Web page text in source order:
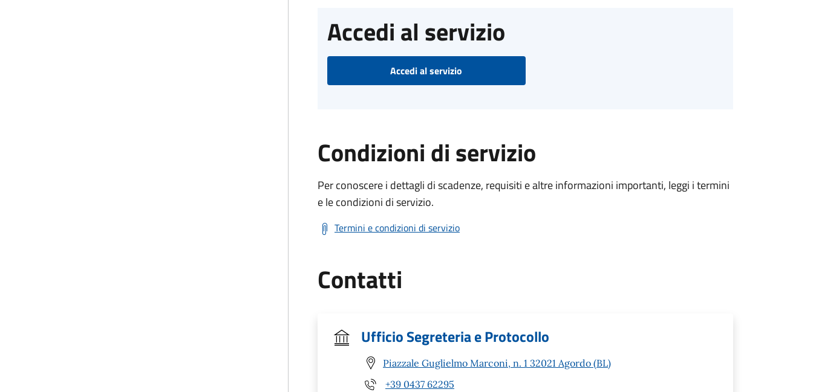
Accedi al servizio
Accedi al servizio
Condizioni di servizio
Per conoscere i dettagli di scadenze, requisiti e altre informazioni importanti, leggi i termini
e le condizioni di servizio.
Termini e condizioni di servizio
Contatti
Ufficio Segreteria e Protocollo
Piazzale Guglielmo Marconi, n. 1 32021 Agordo (BL)
+39 0437 62295